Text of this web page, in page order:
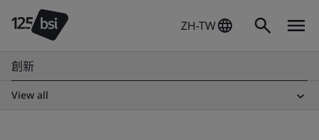
ZH-TW
創新
View all